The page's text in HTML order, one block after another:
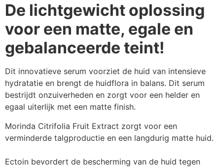
De lichtgewicht oplossing
voor een matte, egale en
gebalanceerde teint!
Dit innovatieve serum voorziet de huid van intensieve
hydratatie en brengt de huidflora in balans. Dit serum
bestrijdt onzuiverheden en zorgt voor een helder en
egaal uiterlijk met een matte finish.
Morinda Citrifolia Fruit Extract zorgt voor een
verminderde talgproductie en een langdurig matte huid.
Ectoin bevordert de bescherming van de huid tegen